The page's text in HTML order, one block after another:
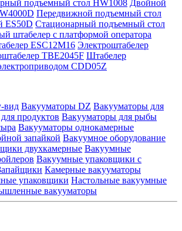
подъемный стол HW1008 Двойной
Передвижной подъемный стол
ES50D Стационарный подъемный стол
штабелер с платформой оператора
ESC12M16 Электроштабелер
TBE2045F Штабелер
CDD05Z
вид Вакууматоры DZ Вакууматоры для
продуктов Вакууматоры для рыбы
Вакууматоры однокамерные
запайкой Вакуумное оборудование
двухкамерные Вакуумные
Вакуумные упаковщики с
Камерные вакууматоры
упаковщики Настольные вакуумные
вакууматоры